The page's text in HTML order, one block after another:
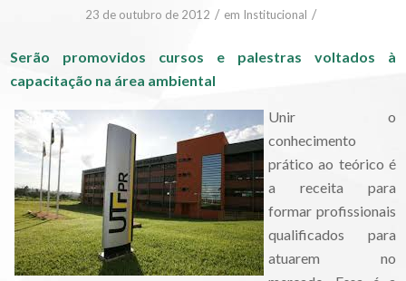
23 de outubro de 2012 / em Institucional /
Serão promovidos cursos e palestras voltados à
capacitação na área ambiental
Unir o
conhecimento
prático ao teórico é
a receita para
formar profissionais
qualificados para
atuarem no